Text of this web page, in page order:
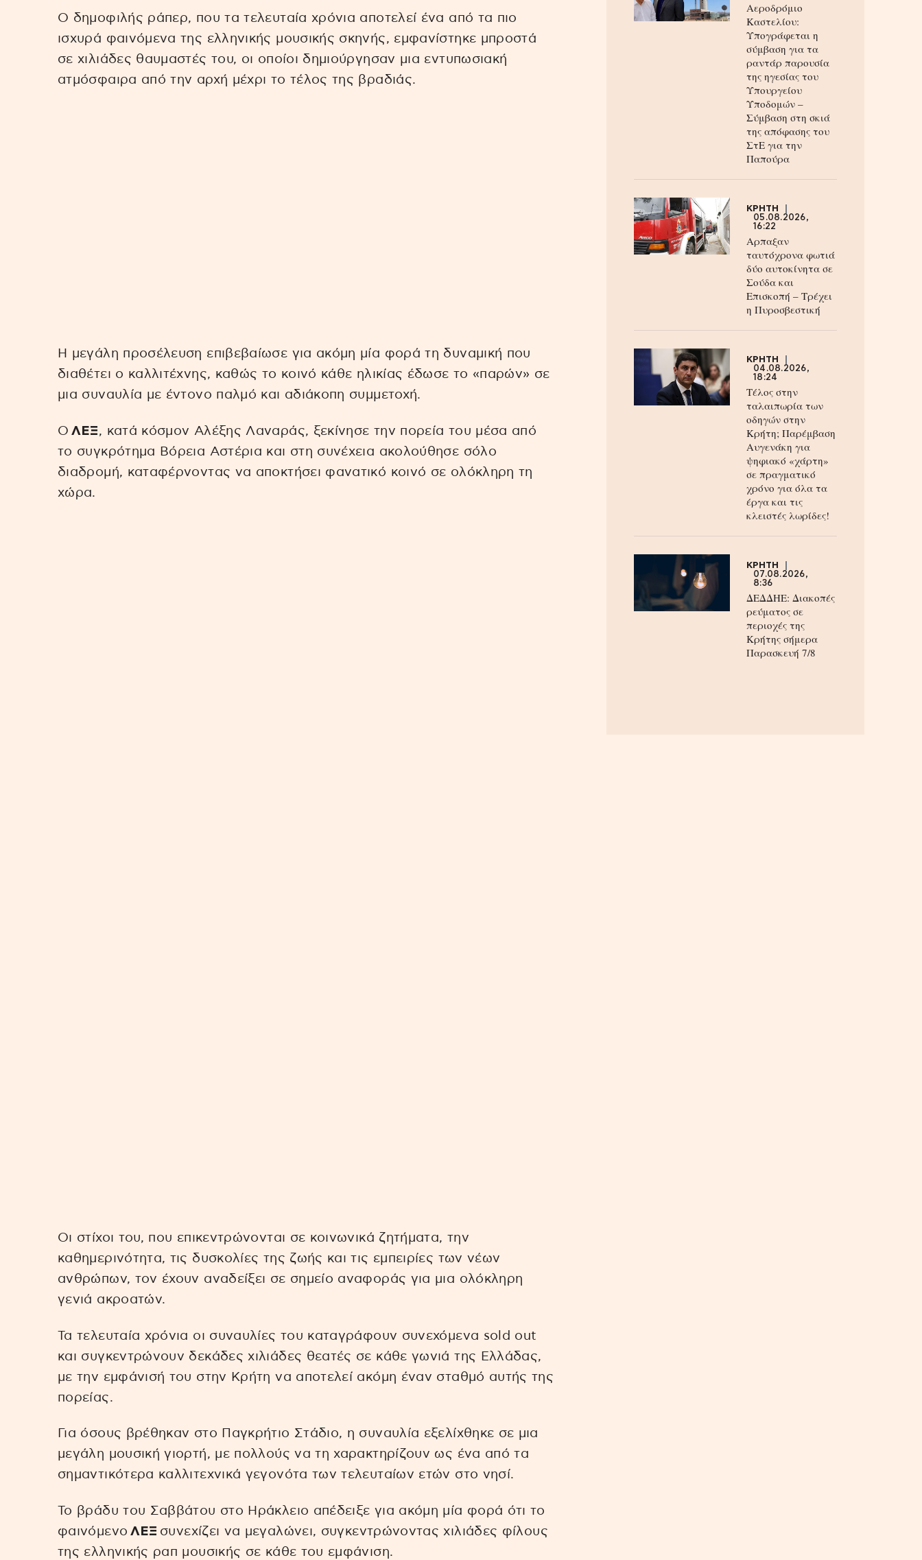
Ο δημοφιλής ράπερ, που τα τελευταία χρόνια αποτελεί ένα από τα πιο
ισχυρά φαινόμενα της ελληνικής μουσικής σκηνής, εμφανίστηκε μπροστά
σε χιλιάδες θαυμαστές του, οι οποίοι δημιούργησαν μια εντυπωσιακή
ατμόσφαιρα από την αρχή μέχρι το τέλος της βραδιάς.
Η μεγάλη προσέλευση επιβεβαίωσε για ακόμη μία φορά τη δυναμική που
διαθέτει ο καλλιτέχνης, καθώς το κοινό κάθε ηλικίας έδωσε το «παρών» σε
μια συναυλία με έντονο παλμό και αδιάκοπη συμμετοχή.
Ο ΛΕΞ, κατά κόσμον Αλέξης Λαναράς, ξεκίνησε την πορεία του μέσα από
το συγκρότημα Βόρεια Αστέρια και στη συνέχεια ακολούθησε σόλο
διαδρομή, καταφέρνοντας να αποκτήσει φανατικό κοινό σε ολόκληρη τη
χώρα.
Οι στίχοι του, που επικεντρώνονται σε κοινωνικά ζητήματα, την
καθημερινότητα, τις δυσκολίες της ζωής και τις εμπειρίες των νέων
ανθρώπων, τον έχουν αναδείξει σε σημείο αναφοράς για μια ολόκληρη
γενιά ακροατών.
Τα τελευταία χρόνια οι συναυλίες του καταγράφουν συνεχόμενα sold out
και συγκεντρώνουν δεκάδες χιλιάδες θεατές σε κάθε γωνιά της Ελλάδας,
με την εμφάνισή του στην Κρήτη να αποτελεί ακόμη έναν σταθμό αυτής της
πορείας.
Για όσους βρέθηκαν στο Παγκρήτιο Στάδιο, η συναυλία εξελίχθηκε σε μια
μεγάλη μουσική γιορτή, με πολλούς να τη χαρακτηρίζουν ως ένα από τα
σημαντικότερα καλλιτεχνικά γεγονότα των τελευταίων ετών στο νησί.
Το βράδυ του Σαββάτου στο Ηράκλειο απέδειξε για ακόμη μία φορά ότι το
φαινόμενο ΛΕΞ συνεχίζει να μεγαλώνει, συγκεντρώνοντας χιλιάδες φίλους
της ελληνικής ραπ μουσικής σε κάθε του εμφάνιση.
Αεροδρόμιο
Καστελίου:
Υπογράφεται η
σύμβαση για τα
ραντάρ παρουσία
της ηγεσίας του
Υπουργείου
Υποδομών –
Σύμβαση στη σκιά
της απόφασης του
ΣτΕ για την
Παπούρα
ΚΡΗΤΗ
05.08.2026,
16:22
Αρπαξαν
ταυτόχρονα φωτιά
δύο αυτοκίνητα σε
Σούδα και
Επισκοπή – Τρέχει
η Πυροσβεστική
ΚΡΗΤΗ
04.08.2026,
18:24
Τέλος στην
ταλαιπωρία των
οδηγών στην
Κρήτη; Παρέμβαση
Αυγενάκη για
ψηφιακό «χάρτη»
σε πραγματικό
χρόνο για όλα τα
έργα και τις
κλειστές λωρίδες!
ΚΡΗΤΗ
07.08.2026,
8:36
ΔΕΔΔΗΕ: Διακοπές
ρεύματος σε
περιοχές της
Κρήτης σήμερα
Παρασκευή 7/8